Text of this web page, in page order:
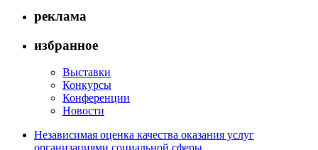
реклама
избранное
Выставки
Конкурсы
Конференции
Новости
Независимая оценка качества оказания услуг